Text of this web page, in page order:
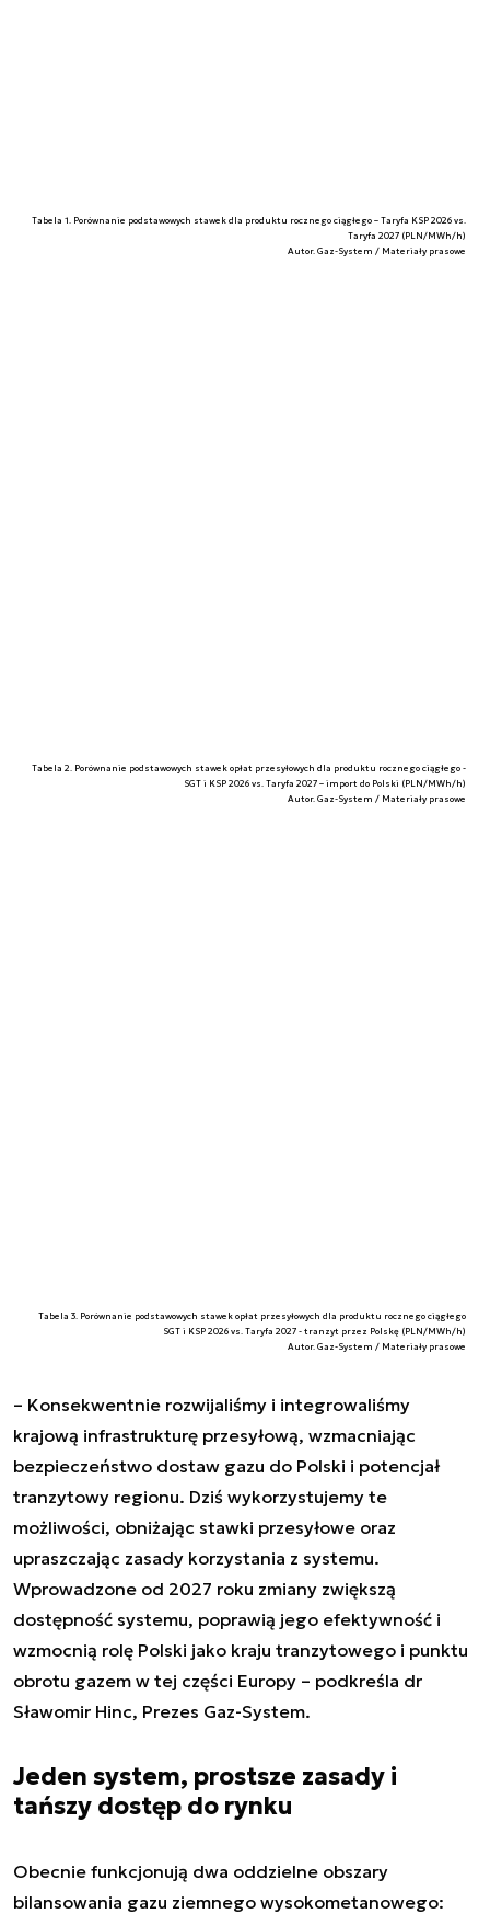
Tabela 1. Porównanie podstawowych stawek dla produktu rocznego ciągłego – Taryfa KSP 2026 vs.
Taryfa 2027 (PLN/MWh/h)
Autor. Gaz-System / Materiały prasowe
Tabela 2. Porównanie podstawowych stawek opłat przesyłowych dla produktu rocznego ciągłego -
SGT i KSP 2026 vs. Taryfa 2027 – import do Polski (PLN/MWh/h)
Autor. Gaz-System / Materiały prasowe
Tabela 3. Porównanie podstawowych stawek opłat przesyłowych dla produktu rocznego ciągłego
SGT i KSP 2026 vs. Taryfa 2027 - tranzyt przez Polskę (PLN/MWh/h)
Autor. Gaz-System / Materiały prasowe
– Konsekwentnie rozwijaliśmy i integrowaliśmy
krajową infrastrukturę przesyłową, wzmacniając
bezpieczeństwo dostaw gazu do Polski i potencjał
tranzytowy regionu. Dziś wykorzystujemy te
możliwości, obniżając stawki przesyłowe oraz
upraszczając zasady korzystania z systemu.
Wprowadzone od 2027 roku zmiany zwiększą
dostępność systemu, poprawią jego efektywność i
wzmocnią rolę Polski jako kraju tranzytowego i punktu
obrotu gazem w tej części Europy – podkreśla dr
Sławomir Hinc, Prezes Gaz-System.
Jeden system, prostsze zasady i
tańszy dostęp do rynku
Obecnie funkcjonują dwa oddzielne obszary
bilansowania gazu ziemnego wysokometanowego: